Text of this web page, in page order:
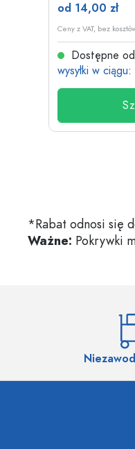
od 14,00 zł
Ceny z VAT, bez
Dostępne
wysyłki w ciągu:
*Rabat odnosi się
Ważne: Pokrywki